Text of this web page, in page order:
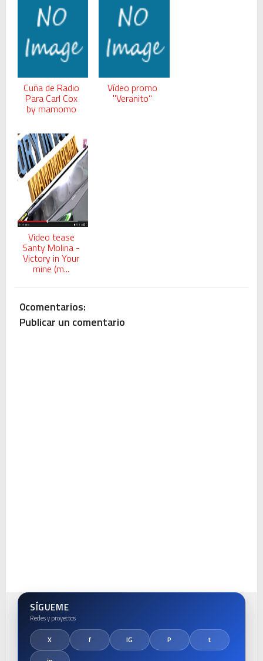
Cuña de Radio
Para Carl Cox
by mamomo
Vídeo promo
"Veranito"
Video tease
Santy Molina -
Victory in Your
mine (m...
0comentarios:
Publicar un comentario
SÍGUEME